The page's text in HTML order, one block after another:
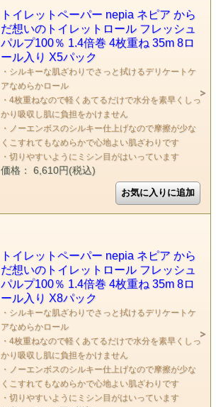
トイレットペーパー nepia ネピア から
だ想いのトイレットロール フレッシュ
パルプ100％ 1.4倍巻 4枚重ね 35m 8ロ
ール入り X5パック
・シルキーな肌ざわりでさっと拭けるデリケートケ
アなめらかロール
・4枚重ねなので軽くあてるだけで水分を素早くしっ
かり吸収し肌に負担をかけません
・ノーエンボスのシルキー仕上げなので摩擦が少な
くこすれてもなめらかで心地よい肌ざわりです
・切りやすいようにミシン目がはいっています
価格： 6,610円(税込)
トイレットペーパー nepia ネピア から
だ想いのトイレットロール フレッシュ
パルプ100％ 1.4倍巻 4枚重ね 35m 8ロ
ール入り X8パック
・シルキーな肌ざわりでさっと拭けるデリケートケ
アなめらかロール
・4枚重ねなので軽くあてるだけで水分を素早くしっ
かり吸収し肌に負担をかけません
・ノーエンボスのシルキー仕上げなので摩擦が少な
くこすれてもなめらかで心地よい肌ざわりです
・切りやすいようにミシン目がはいっています